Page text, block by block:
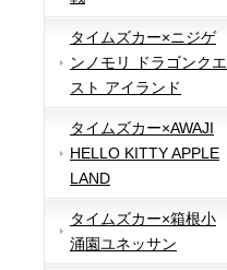
タイムズカー×ニジゲ
ンノモリ ドラゴンクエ
スト アイランド
タイムズカー×AWAJI
HELLO KITTY APPLE
LAND
タイムズカー×箱根小
涌園ユネッサン